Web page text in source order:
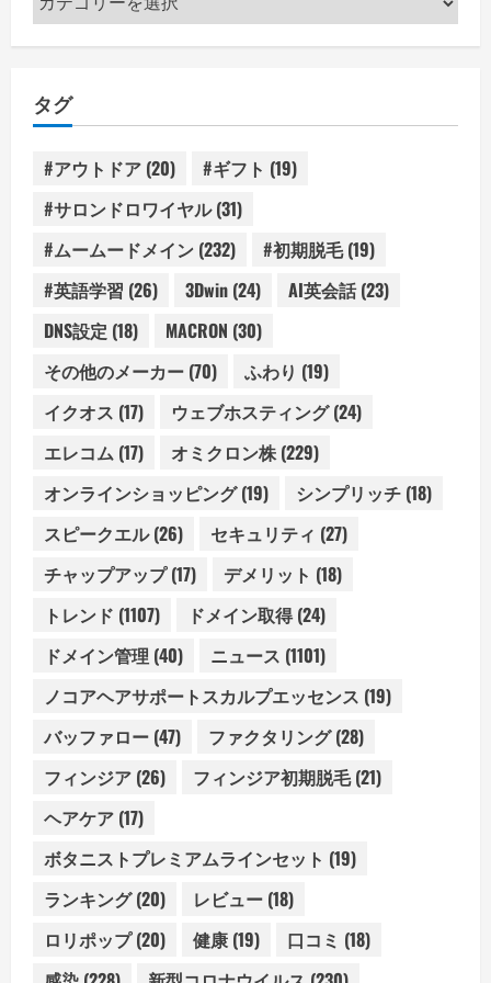
テ
ゴ
ー
タグ
#アウトドア (20) #ギフト (19)
#サロンドロワイヤル(31)
#ムームードメイン (232) #初期脱毛(19)
#英語学習 (26) 3Dwin (24) AI英会話(23)
DNS設定 (18) MACRON (30)
その他のメーカー (70) ふわり (19)
イクオス (17) ウェブホスティング(24)
エレコム (17) オミクロン株(229)
オンラインショッピング(19) シンプリッチ (18)
スピークエル(26) セキュリティ (27)
チャップアップ(17) デメリット (18)
トレンド (1107) ドメイン取得(24)
ドメイン管理 (40) ニュース (1101)
ノコアヘアサポートスカルプエッセンス (19)
バッファロー (47) ファクタリング(28)
フィンジア (26) フィンジア初期脱毛(21)
ヘアケア (17)
ボタニストプレミアムラインセット (19)
ランキング(20) レビュー (18)
ロリポップ(20) 健康 (19) 口コミ (18)